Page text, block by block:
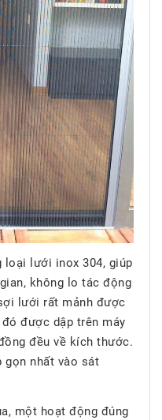
lưới inox 304, giúp
không lo tác động
lưới rất mảnh được
được dập trên máy
đều về kích thước.
gọn nhất vào sát
một hoạt động đúng